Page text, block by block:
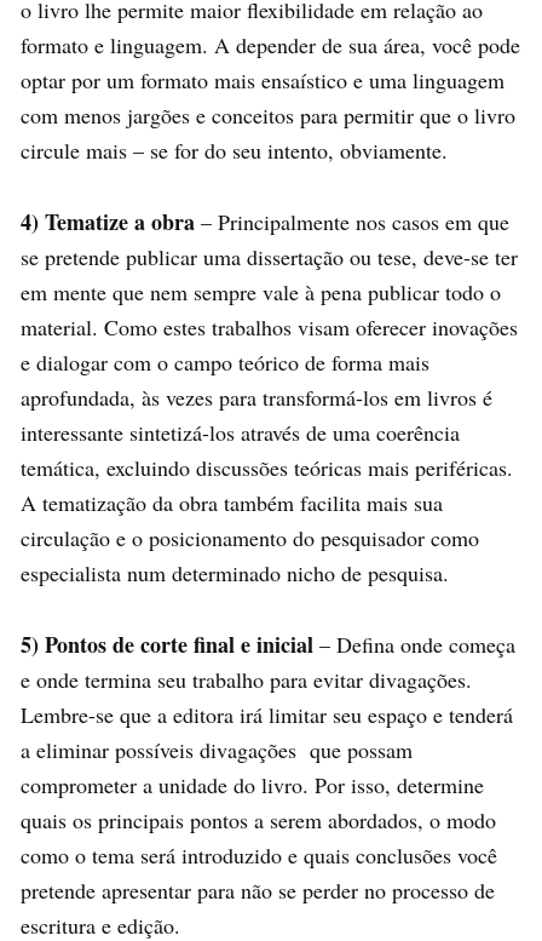
o livro lhe permite maior flexibilidade em relação ao
formato e linguagem. A depender de sua área, você pode
optar por um formato mais ensaístico e uma linguagem
com menos jargões e conceitos para permitir que o livro
circule mais – se for do seu intento, obviamente.
4) Tematize a obra – Principalmente nos casos em que
se pretende publicar uma dissertação ou tese, deve-se ter
em mente que nem sempre vale à pena publicar todo o
material. Como estes trabalhos visam oferecer inovações
e dialogar com o campo teórico de forma mais
aprofundada, às vezes para transformá-los em livros é
interessante sintetizá-los através de uma coerência
temática, excluindo discussões teóricas mais periféricas.
A tematização da obra também facilita mais sua
circulação e o posicionamento do pesquisador como
especialista num determinado nicho de pesquisa.
5) Pontos de corte final e inicial – Defina onde começa
e onde termina seu trabalho para evitar divagações.
Lembre-se que a editora irá limitar seu espaço e tenderá
a eliminar possíveis divagações que possam
comprometer a unidade do livro. Por isso, determine
quais os principais pontos a serem abordados, o modo
como o tema será introduzido e quais conclusões você
pretende apresentar para não se perder no processo de
escritura e edição.